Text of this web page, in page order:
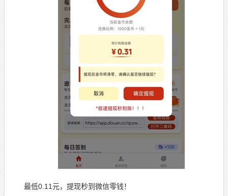
最低0.11元，提现秒到微信零钱！